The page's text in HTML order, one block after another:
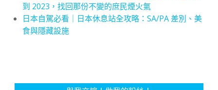
到 2023，找回那份不變的庶民煙火氣
日本自駕必看｜日本休息站全攻略：SA/PA 差別、美
食與隱藏設施